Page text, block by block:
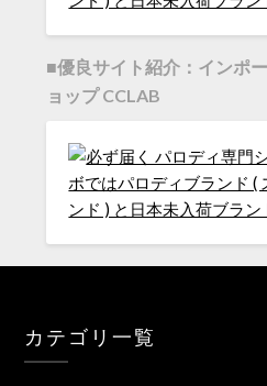
■優良サイト紹介：インポ
ョップ CCLAB
カテゴリ一覧